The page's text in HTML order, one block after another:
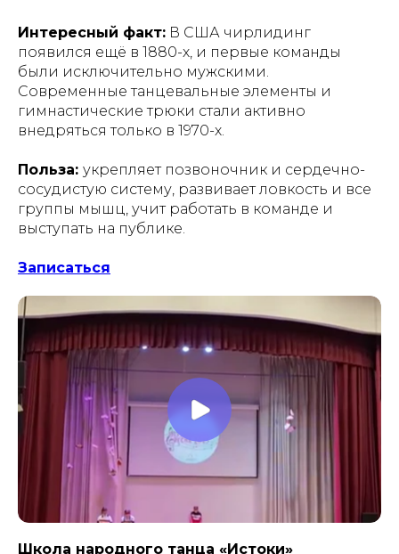
Интересный факт: В США чирлидинг
появился ещё в 1880-х, и первые команды
были исключительно мужскими.
Современные танцевальные элементы и
гимнастические трюки стали активно
внедряться только в 1970-х.
Польза: укрепляет позвоночник и сердечно-
сосудистую систему, развивает ловкость и все
группы мышц, учит работать в команде и
выступать на публике.
Записаться
Школа народного танца «Истоки»